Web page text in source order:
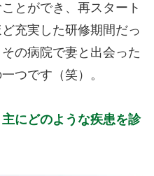
とができ、再スタート
充実した研修期間だっ
の病院で妻と出会った
つです（笑）。
にどのような疾患を診